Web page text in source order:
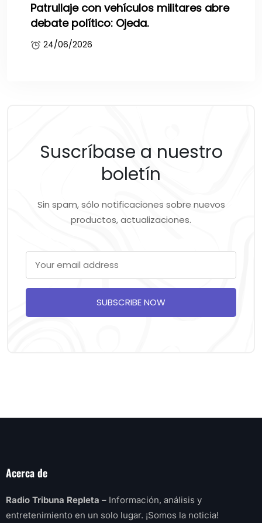
Patrullaje con vehículos militares abre
debate político: Ojeda.
24/06/2026
Suscríbase a nuestro
boletín
Sin spam, sólo notificaciones sobre nuevos
productos, actualizaciones.
SUBSCRIBE NOW
Acerca de
Radio Tribuna Repleta – Información, análisis y
entretenimiento en un solo lugar. ¡Somos la noticia!